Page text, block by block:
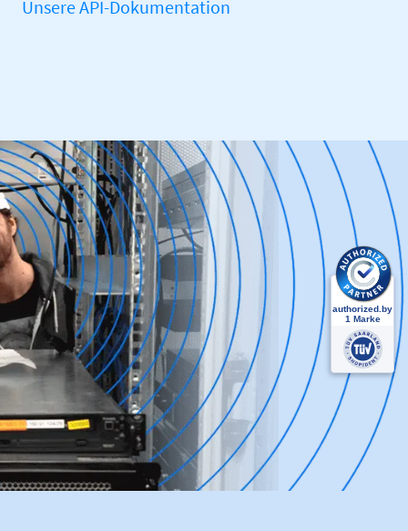
Unsere API-Dokumentation